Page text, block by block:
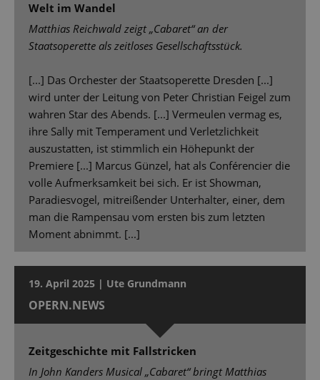
Welt im Wandel
Matthias Reichwald zeigt „Cabaret“ an der
Staatsoperette als zeitloses Gesellschaftsstück.
[...] Das Orchester der Staatsoperette Dresden [...]
wird unter der Leitung von Peter Christian Feigel zum
wahren Star des Abends. [...] Vermeulen vermag es,
ihre Sally mit Temperament und Verletzlichkeit
auszustatten, ist stimmlich ein Höhepunkt der
Premiere [...] Marcus Günzel, hat als Conférencier die
volle Aufmerksamkeit bei sich. Er ist Showman,
Paradiesvogel, mitreißender Unterhalter, einer, dem
man die Rampensau vom ersten bis zum letzten
Moment abnimmt. [...]
19. April 2025 | Ute Grundmann
OPERN.NEWS
Zeitgeschichte mit Fallstricken
In John Kanders Musical „Cabaret“ bringt Matthias